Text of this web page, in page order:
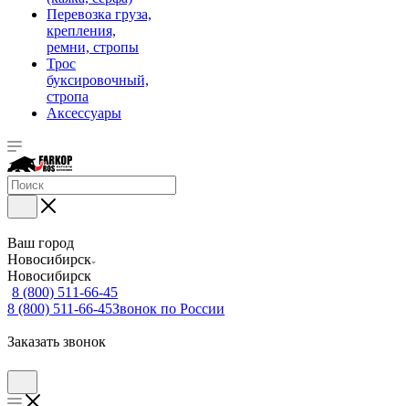
Перевозка груза,
крепления,
ремни, стропы
Трос
буксировочный,
стропа
Аксессуары
Ваш город
Новосибирск
Новосибирск
8 (800) 511-66-45
8 (800) 511-66-45Звонок по России
Заказать звонок